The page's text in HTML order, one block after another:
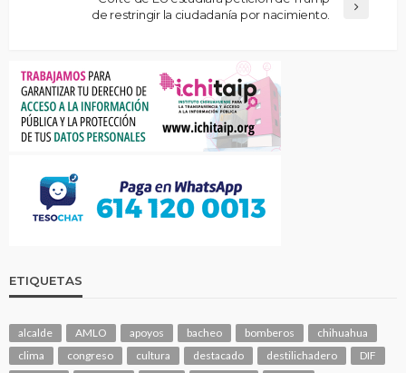
de restringir la ciudadanía por nacimiento.
ETIQUETAS
alcalde AMLO apoyos bacheo bomberos
chihuahua
clima
congreso cultura destacado destilichadero
DIF